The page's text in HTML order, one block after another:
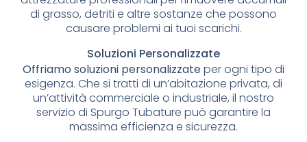
di grasso, detriti e altre sostanze che possono
causare problemi ai tuoi scarichi.
Soluzioni Personalizzate
Offriamo soluzioni personalizzateper ogni tipo di
esigenza. Che si tratti di un’abitazione privata, di
un’attività commerciale o industriale, il nostro
servizio di Spurgo Tubature può garantire la
massima efficienza e sicurezza.